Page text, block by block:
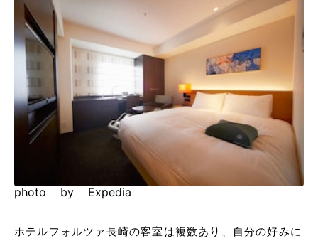
photo by Expedia
ホテルフォルツァ長崎の客室は複数あり、自分の好みに